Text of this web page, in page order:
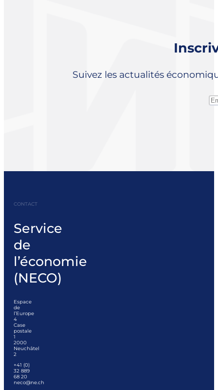
Suivez les actualités
CONTACT
Service
de
l’économie
(NECO)
Espace
de
l’Europe
4
Case
postale
1
2000
Neuchâtel
2
+41 (0)
32 889
68 20
neco@ne.ch